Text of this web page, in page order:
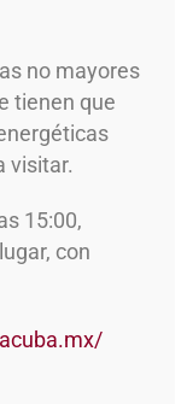
no mayores
tienen que
visitar.
15:00,
con